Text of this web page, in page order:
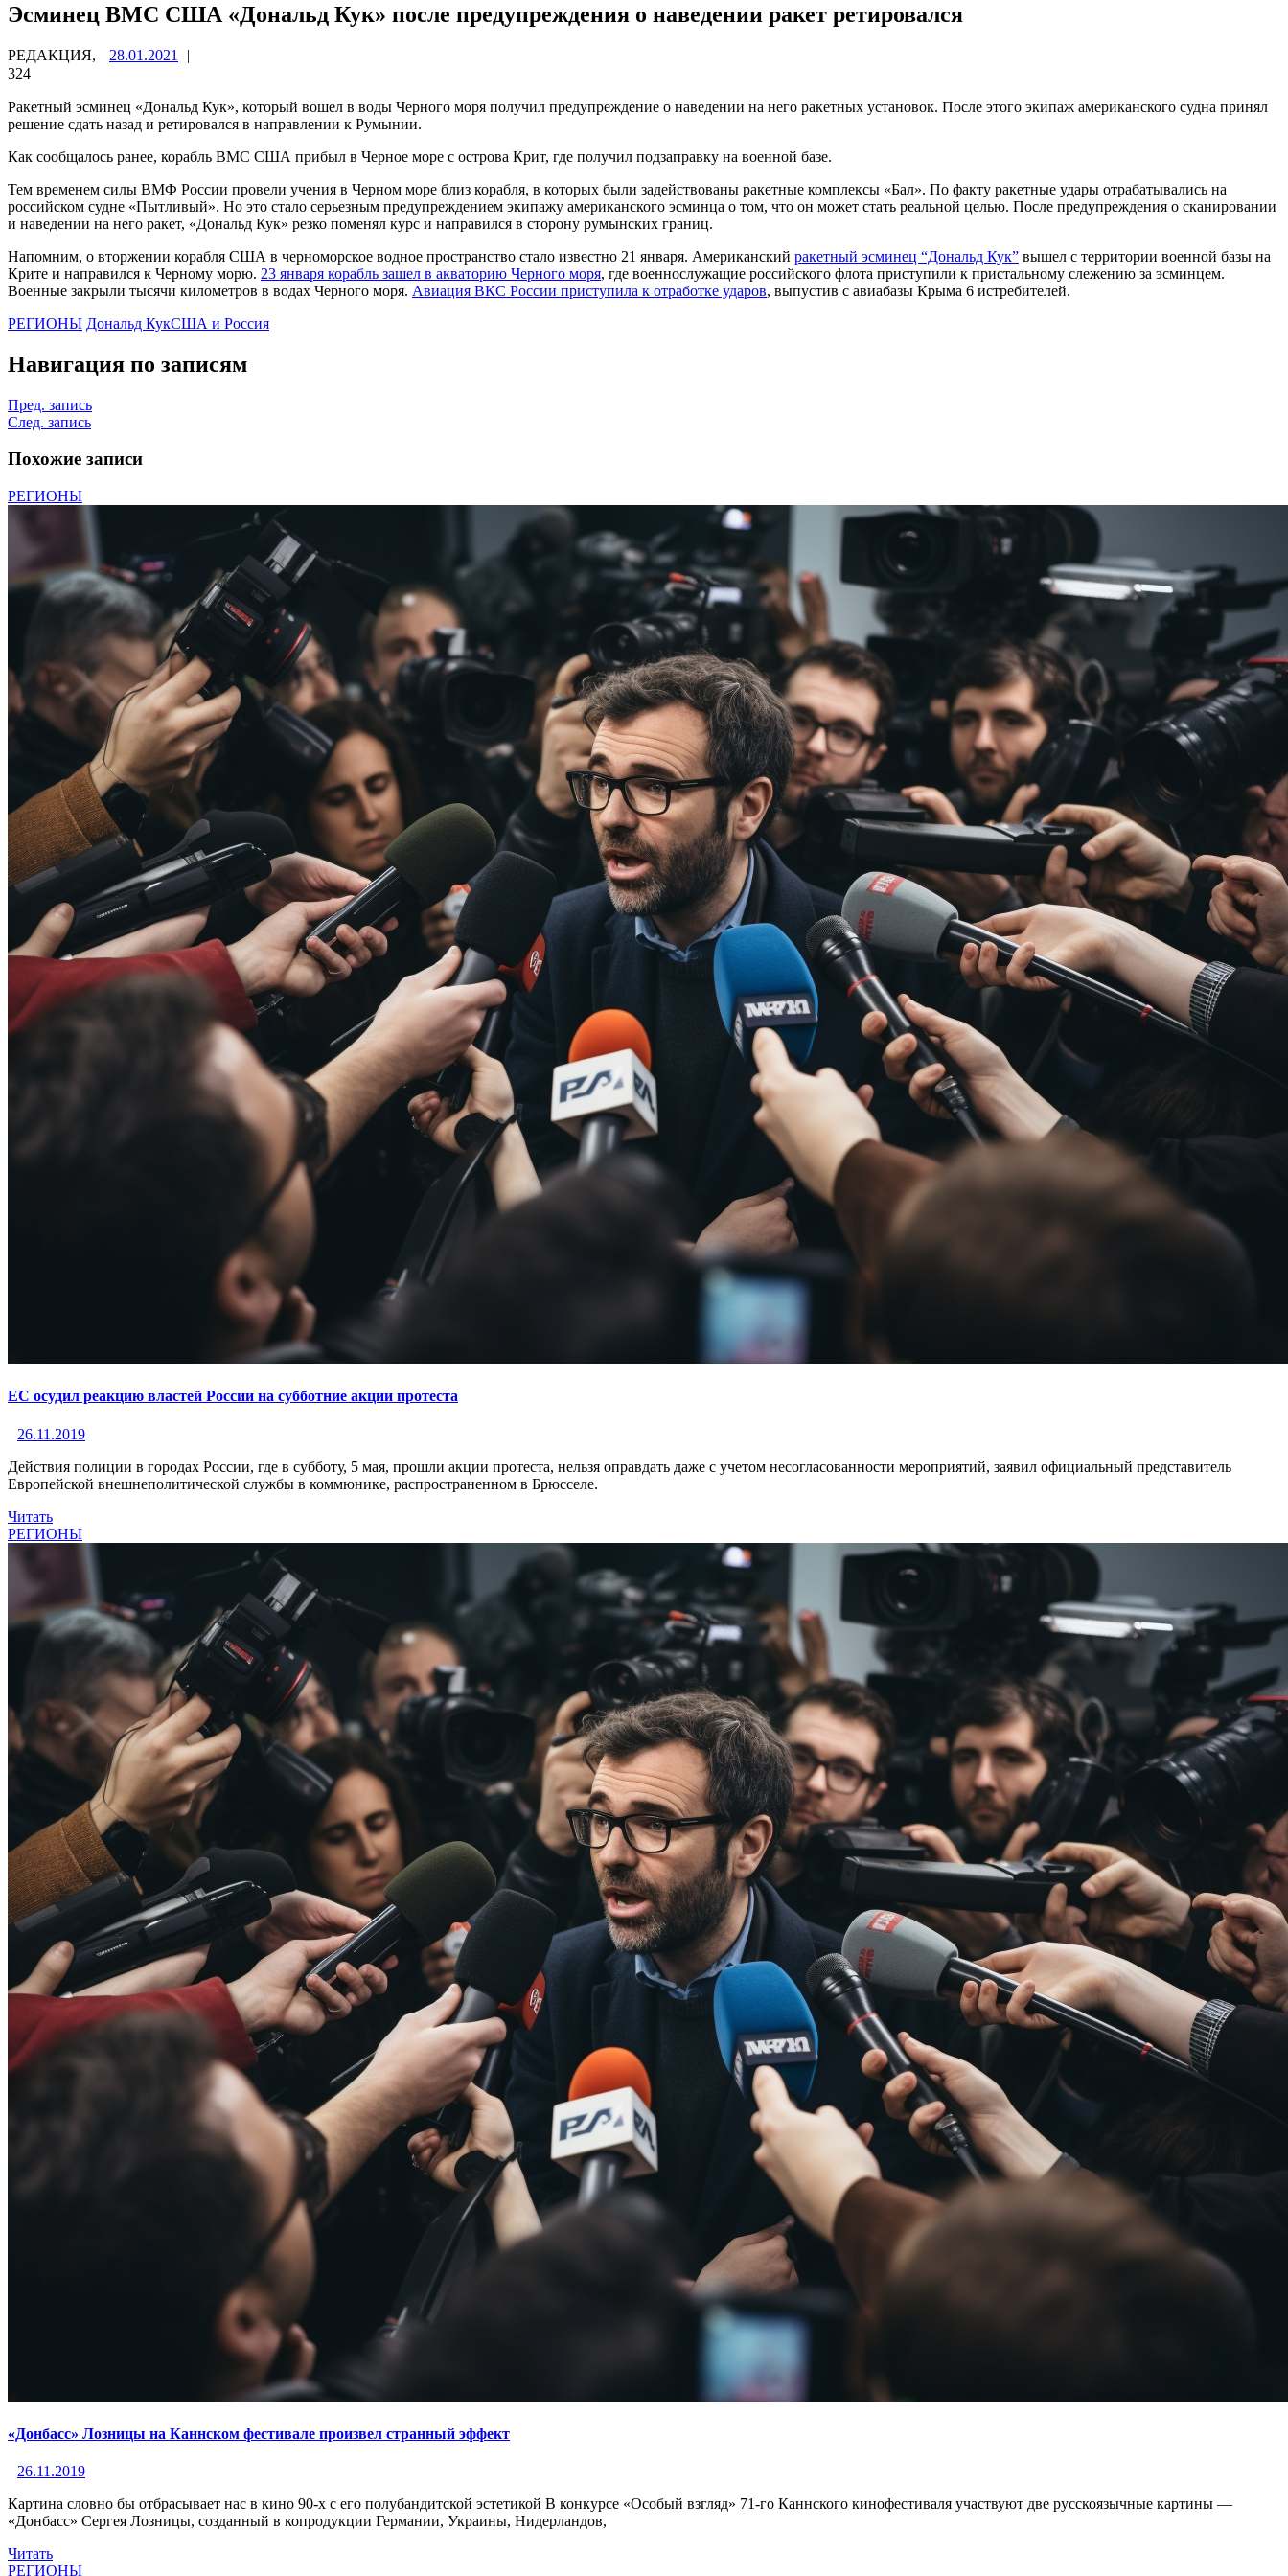
Эсминец ВМС США «Дональд Кук» после предупреждения о наведении ракет ретировался
РЕДАКЦИЯ, 28.01.2021
|
324
Ракетный эсминец «Дональд Кук», который вошел в воды Черного моря получил предупреждение о наведении на него ракетных установок. После этого экипаж американского судна принял
решение сдать назад и ретировался в направлении к Румынии.
Как сообщалось ранее, корабль ВМС США прибыл в Черное море с острова Крит, где получил подзаправку на военной базе.
Тем временем силы ВМФ России провели учения в Черном море близ корабля, в которых были задействованы ракетные комплексы «Бал». По факту ракетные удары отрабатывались на
российском судне «Пытливый». Но это стало серьезным предупреждением экипажу американского эсминца о том, что он может стать реальной целью. После предупреждения о сканировании
и наведении на него ракет, «Дональд Кук» резко поменял курс и направился в сторону румынских границ.
Напомним, о вторжении корабля США в черноморское водное пространство стало известно 21 января. Американский ракетный эсминец “Дональд Кук” вышел с территории военной базы на
Крите и направился к Черному морю. 23 января корабль зашел в акваторию Черного моря, где военнослужащие российского флота приступили к пристальному слежению за эсминцем.
Военные закрыли тысячи километров в водах Черного моря. Авиация ВКС России приступила к отработке ударов, выпустив с авиабазы Крыма 6 истребителей.
РЕГИОНЫ Дональд КукСША и Россия
Навигация по записям
Пред. запись
След. запись
Похожие записи
РЕГИОНЫ
ЕС осудил реакцию властей России на субботние акции протеста
26.11.2019
Действия полиции в городах России, где в субботу, 5 мая, прошли акции протеста, нельзя оправдать даже с учетом несогласованности мероприятий, заявил официальный представитель
Европейской внешнеполитической службы в коммюнике, распространенном в Брюсселе.
Читать
РЕГИОНЫ
«Донбасс» Лозницы на Каннском фестивале произвел странный эффект
26.11.2019
Картина словно бы отбрасывает нас в кино 90-х с его полубандитской эстетикой В конкурсе «Особый взгляд» 71-го Каннского кинофестиваля участвуют две русскоязычные картины —
«Донбасс» Сергея Лозницы, созданный в копродукции Германии, Украины, Нидерландов,
Читать
РЕГИОНЫ